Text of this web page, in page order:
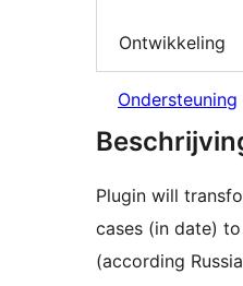
Ontwikkeling
Ondersteuning
Plugin will
cases (in date)
(according